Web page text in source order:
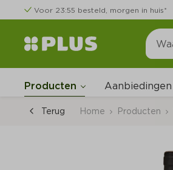
Voor 23:55 besteld, morgen in huis*
Producten Aanbiedingen
Terug Home Producten